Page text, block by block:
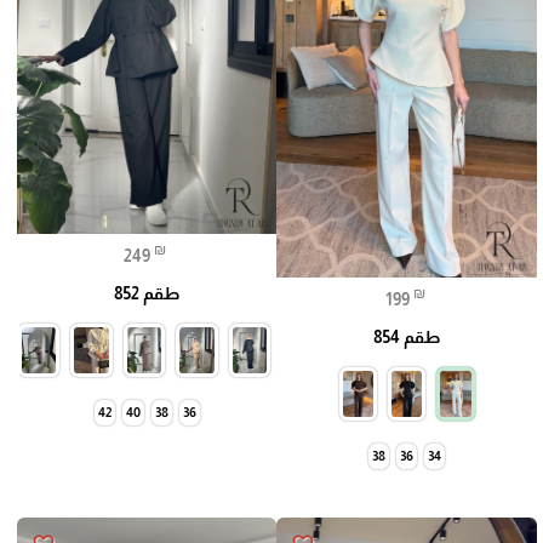
199 ₪
طقم 854
34
36
38
249 ₪
طقم 852
36
38
40
42